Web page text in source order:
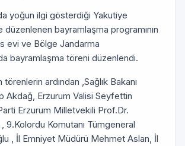
yoğun ilgi gösterdiği Yakutiye
bayramlaşma programının
evi ve Bölge Jandarma
bayramlaşma töreni düzenlendi.
törenlerin ardından ,Sağlık Bakanı
Akdağ, Erzurum Valisi Seyfettin
Erzurum Milletvekili Prof.Dr.
, 9.Kolordu Komutanı Tümgeneral
, İl Emniyet Müdürü Mehmet Aslan, İl